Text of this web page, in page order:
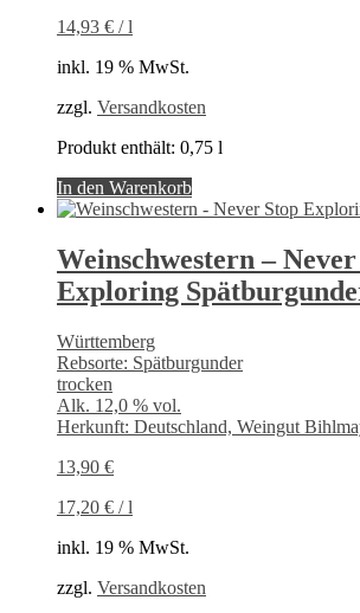
14,93 € /l
inkl. 19 % MwSt.
zzgl. Versandkosten
Produkt enthält: 0,75 l
In den Warenkorb
Weinschwestern –
Exploring
Württemberg
Rebsorte: Spätburgunder
trocken
Alk. 12,0 % vol.
Herkunft: Deutschland, Weingut
13,90 €
17,20 € /l
inkl. 19 % MwSt.
zzgl. Versandkosten